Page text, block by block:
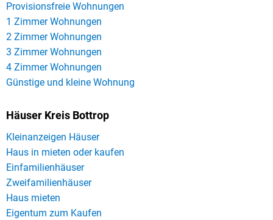
Provisionsfreie Wohnungen
1 Zimmer Wohnungen
2 Zimmer Wohnungen
3 Zimmer Wohnungen
4 Zimmer Wohnungen
Günstige und kleine Wohnung
Häuser Kreis Bottrop
Kleinanzeigen Häuser
Haus in mieten oder kaufen
Einfamilienhäuser
Zweifamilienhäuser
Haus mieten
Eigentum zum Kaufen